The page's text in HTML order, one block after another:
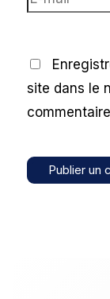
site dans le